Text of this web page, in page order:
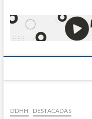
DDHH DESTACADAS